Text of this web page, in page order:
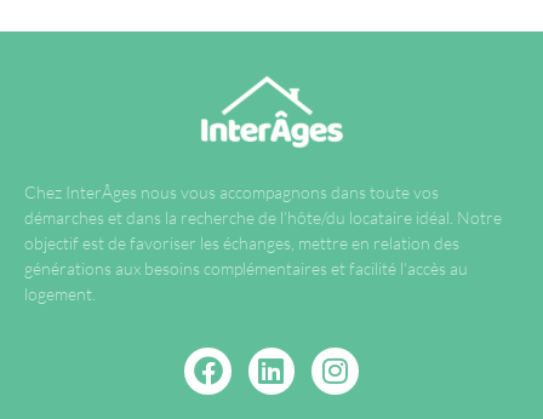
Chez InterÂges nous vous accompagnons dans toute vos
démarches et dans la recherche de l’hôte/du locataire idéal. Notre
objectif est de favoriser les échanges, mettre en relation des
générations aux besoins complémentaires et facilité l’accès au
logement.